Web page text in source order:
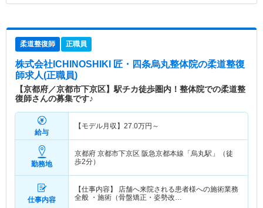
柔道整復師 正職員
株式会社ICHINOSHIKI 匠・四条烏丸整体院の柔道整復
師求人(正職員)
【京都府／京都市下京区】駅チカ徒歩圏内！整体院での柔道整
復師さんの募集です♪
給与
【モデル月収】 27.0万円～
勤務地
京都府 京都市下京区 阪急京都本線「烏丸駅」（徒
歩2分）
仕事内容
【仕事内容】 店舗へ来院される患者様への施術業務
全般 ・施術（骨盤矯正・姿勢改…